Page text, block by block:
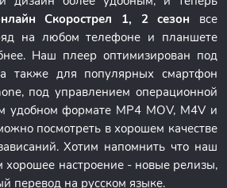
Скорострел 1, 2 сезон все
на любом телефоне и планшете
Наш плеер оптимизирован под
также для популярных смартфон
под управлением операционной
удобном формате MP4 MOV, M4V и
посмотреть в хорошем качестве
Хотим напомнить что наш
хорошее настроение - новые релизы,
перевод на русском языке.